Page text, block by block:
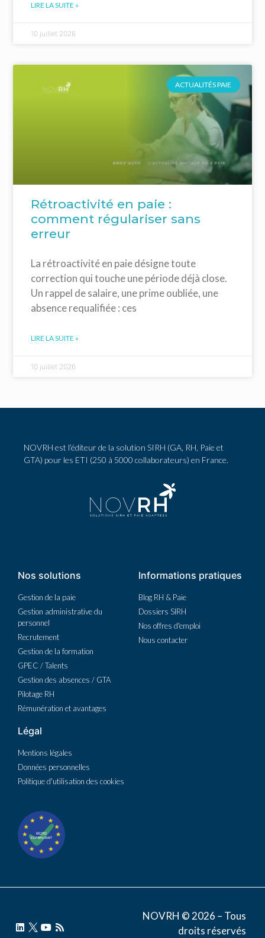
LIRE LA SUITE »
10 juillet 2026
ACTUALITÉS PAIE
Rétroactivité en paie :
comment régulariser sans
erreur
La rétroactivité en paie désigne toute
correction qui touche une période déjà close.
Un rappel de salaire, une prime oubliée, une
absence requalifiée : ces
LIRE LA SUITE »
10 juillet 2026
NOVRH est l’éditeur de la solution SIRH (GA, RH, Paie et
GTA) pour les ETI (250 à 5000 collaborateurs) en France.
Nos solutions
Gestion de la paie
Gestion administrative du
personnel
Recrutement
Gestion de la formation
GPEC / Talents
Gestion des absences / GTA
Pilotage RH
Rémunération et avantages
Informations pratiques
Blog RH & Paie
Dossiers SIRH
Nos offres d'emploi
Nous contacter
Légal
Mentions légales
Données personnelles
Politique d'utilisation des cookies
NOVRH © 2026 – Tous
droits réservés